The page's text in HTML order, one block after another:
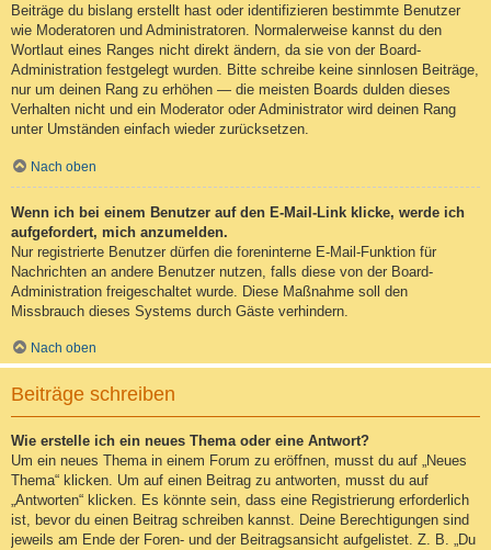
Beiträge du bislang erstellt hast oder identifizieren bestimmte Benutzer
wie Moderatoren und Administratoren. Normalerweise kannst du den
Wortlaut eines Ranges nicht direkt ändern, da sie von der Board-
Administration festgelegt wurden. Bitte schreibe keine sinnlosen Beiträge,
nur um deinen Rang zu erhöhen — die meisten Boards dulden dieses
Verhalten nicht und ein Moderator oder Administrator wird deinen Rang
unter Umständen einfach wieder zurücksetzen.
Nach oben
Wenn ich bei einem Benutzer auf den E-Mail-Link klicke, werde ich
aufgefordert, mich anzumelden.
Nur registrierte Benutzer dürfen die foreninterne E-Mail-Funktion für
Nachrichten an andere Benutzer nutzen, falls diese von der Board-
Administration freigeschaltet wurde. Diese Maßnahme soll den
Missbrauch dieses Systems durch Gäste verhindern.
Nach oben
Beiträge schreiben
Wie erstelle ich ein neues Thema oder eine Antwort?
Um ein neues Thema in einem Forum zu eröffnen, musst du auf „Neues
Thema“ klicken. Um auf einen Beitrag zu antworten, musst du auf
„Antworten“ klicken. Es könnte sein, dass eine Registrierung erforderlich
ist, bevor du einen Beitrag schreiben kannst. Deine Berechtigungen sind
jeweils am Ende der Foren- und der Beitragsansicht aufgelistet. Z. B. „Du